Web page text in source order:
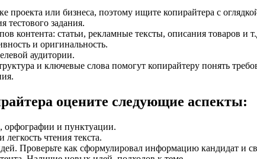
проекта или бизнеса, поэтому ищите копирайтера с
тестового задания.
контента: статьи, рекламные тексты, описания товаров и
и оригинальность.
аудитории.
и ключевые слова помогут копирайтеру понять
оцените следующие аспекты:
орфографии и пунктуации.
чтения текста.
Проверьте как сформулировал информацию кандидат и